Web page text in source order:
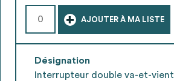
+ AJOUTER À MA LISTE
Désignation
Interrupteur double va-et-vient